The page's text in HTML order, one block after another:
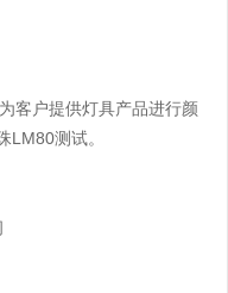
客户提供灯具产品进行颜
测试。